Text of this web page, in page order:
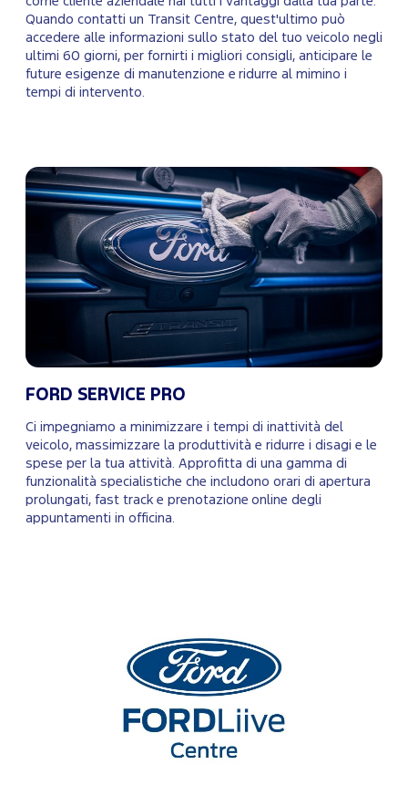
Quando contatti un Transit Centre, quest'ultimo può
accedere alle informazioni sullo stato del tuo veicolo negli
ultimi 60 giorni, per fornirti i migliori consigli, anticipare le
future esigenze di manutenzione e ridurre al mimino i
tempi di intervento.
FORD SERVICE PRO
Ci impegniamo a minimizzare i tempi di inattività del
veicolo, massimizzare la produttività e ridurre i disagi e le
spese per la tua attività. Approfitta di una gamma di
funzionalità specialistiche che includono orari di apertura
prolungati, fast track e prenotazione online degli
appuntamenti in officina.